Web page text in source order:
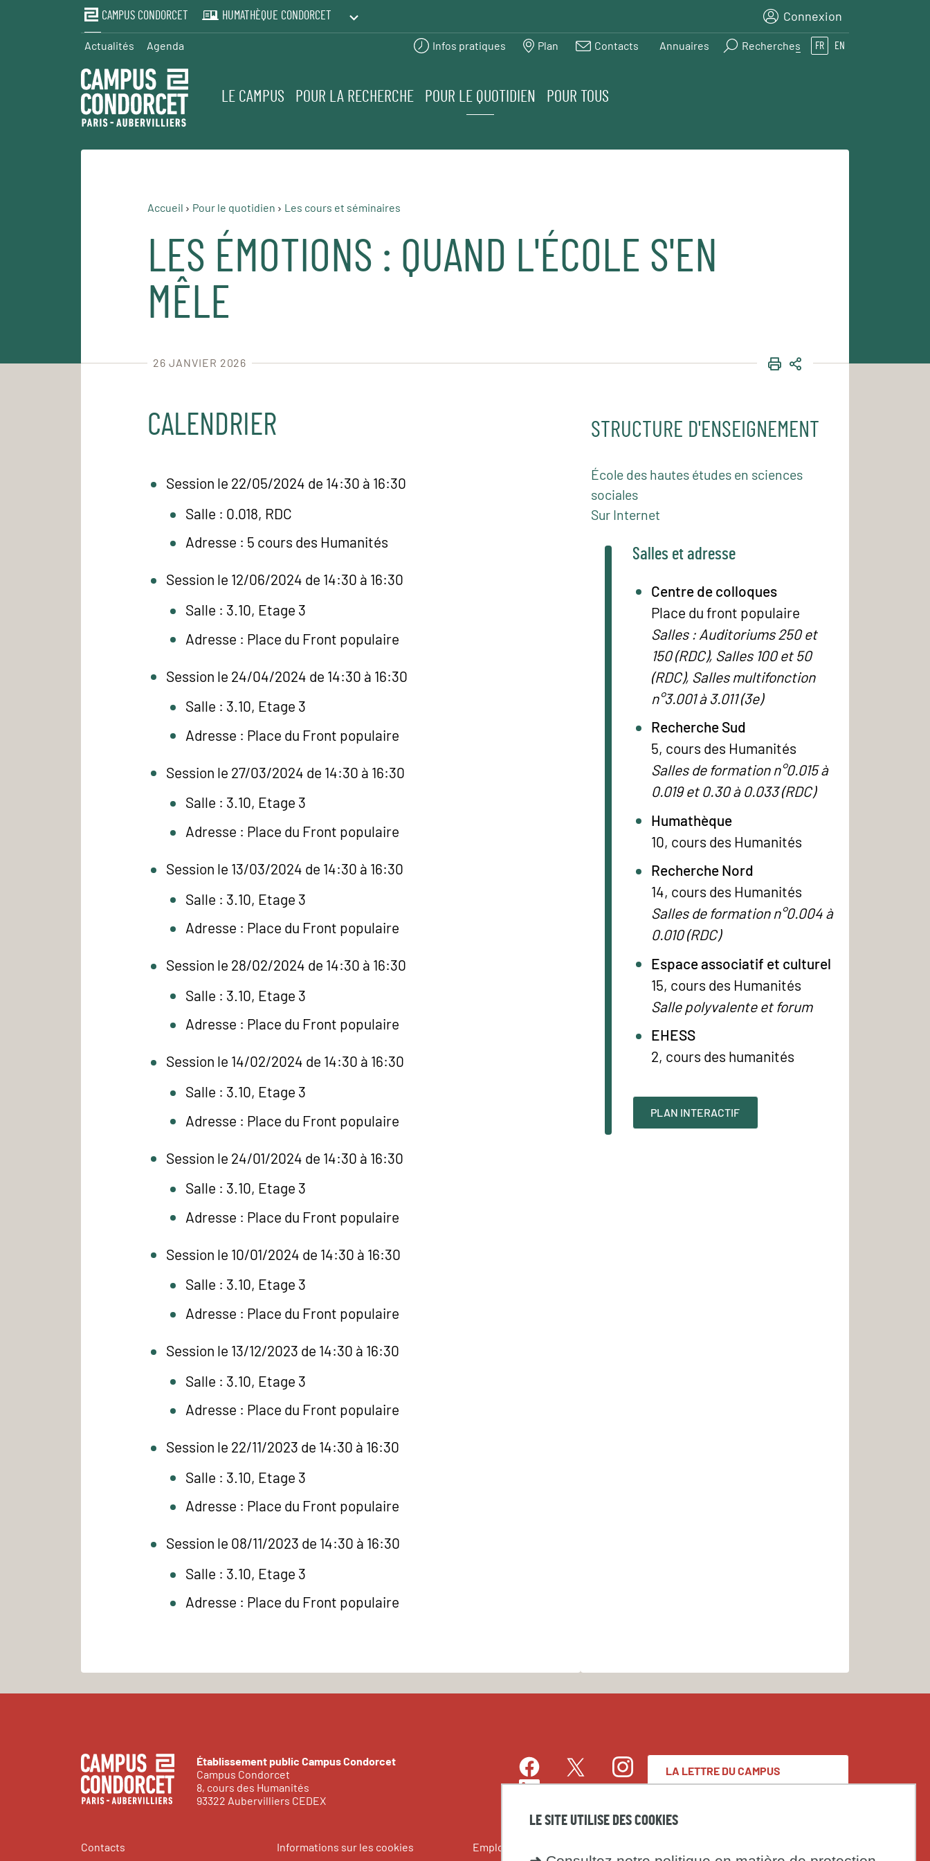
LE SITE UTILISE DES COOKIES
CAMPUS CONDORCET HUMATHÈQUE CONDORCET
PRINTEMPS DES HUMANITÉS
Connexion
Actualités Agenda Infos pratiques Plan Contacts Annuaires Recherches FR EN
LE CAMPUS POUR LA RECHERCHE POUR LE QUOTIDIEN POUR TOUS
Accueil Pour le quotidien Les cours et séminaires
LES ÉMOTIONS : QUAND L'ÉCOLE S'EN
MÊLE
26 JANVIER 2026 IMPRIMER
PARTAGER
CALENDRIER
Session le 22/05/2024 de 14:30 à 16:30
Salle : 0.018, RDC
Adresse : 5 cours des Humanités
Session le 12/06/2024 de 14:30 à 16:30
Salle : 3.10, Etage 3
Adresse : Place du Front populaire
Session le 24/04/2024 de 14:30 à 16:30
Salle : 3.10, Etage 3
Adresse : Place du Front populaire
Session le 27/03/2024 de 14:30 à 16:30
Salle : 3.10, Etage 3
Adresse : Place du Front populaire
Session le 13/03/2024 de 14:30 à 16:30
Salle : 3.10, Etage 3
Adresse : Place du Front populaire
Session le 28/02/2024 de 14:30 à 16:30
Salle : 3.10, Etage 3
Adresse : Place du Front populaire
Session le 14/02/2024 de 14:30 à 16:30
Salle : 3.10, Etage 3
Adresse : Place du Front populaire
Session le 24/01/2024 de 14:30 à 16:30
Salle : 3.10, Etage 3
Adresse : Place du Front populaire
Session le 10/01/2024 de 14:30 à 16:30
Salle : 3.10, Etage 3
Adresse : Place du Front populaire
Session le 13/12/2023 de 14:30 à 16:30
Salle : 3.10, Etage 3
Adresse : Place du Front populaire
Session le 22/11/2023 de 14:30 à 16:30
Salle : 3.10, Etage 3
Adresse : Place du Front populaire
Session le 08/11/2023 de 14:30 à 16:30
Salle : 3.10, Etage 3
Adresse : Place du Front populaire
STRUCTURE D'ENSEIGNEMENT
École des hautes études en sciences
sociales
Sur Internet
Salles et adresse
Centre de colloques
Place du front populaire
Salles : Auditoriums 250 et
150 (RDC), Salles 100 et 50
(RDC), Salles multifonction
n°3.001 à 3.011 (3e)
Recherche Sud
5, cours des Humanités
Salles de formation n°0.015 à
0.019 et 0.30 à 0.033 (RDC)
Humathèque
10, cours des Humanités
Recherche Nord
14, cours des Humanités
Salles de formation n°0.004 à
0.010 (RDC)
Espace associatif et culturel
15, cours des Humanités
Salle polyvalente et forum
EHESS
2, cours des humanités
PLAN INTERACTIF
Établissement public Campus Condorcet
Campus Condorcet
8, cours des Humanités
93322 Aubervilliers CEDEX
FacebookTwitter
InstagramLA LETTRE DU CAMPUS
CONDORCET
Contacts Informations sur les cookies Emplois et stages